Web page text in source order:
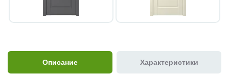
Описание Характеристики